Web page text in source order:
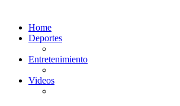
Home
Deportes
Entretenimiento
Videos